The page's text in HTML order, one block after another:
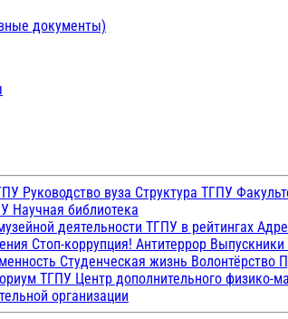
документы)
Руководство вуза Структура ТГПУ
Научная библиотека
деятельности ТГПУ в рейтингах
Стоп-коррупция! Антитеррор
Студенческая жизнь Волонтёрство
ТГПУ Центр дополнительного физико-
организации